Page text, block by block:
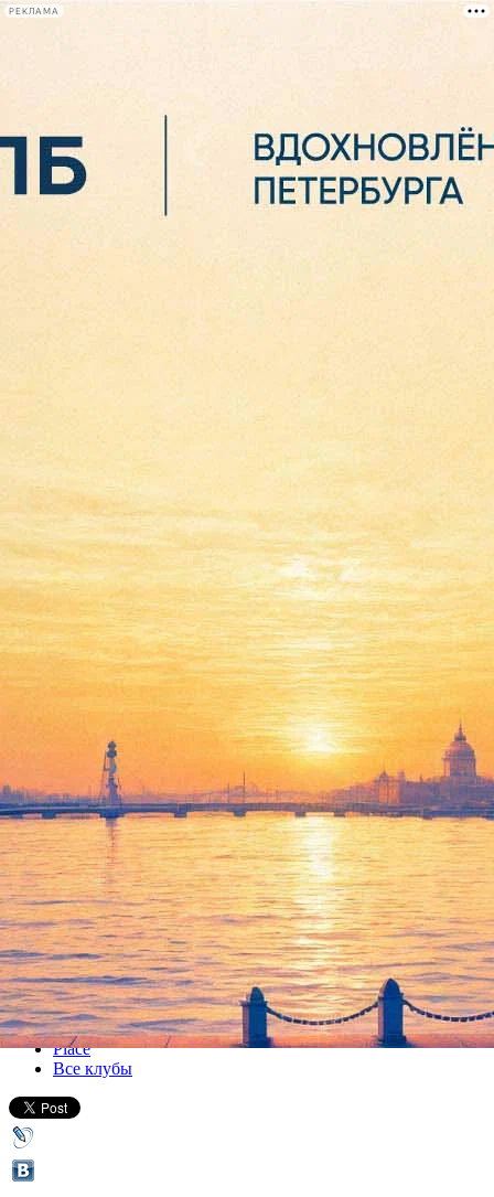
РЕКЛАМА
Сегодня:
Zorge
23 декабря 2011, пятница,20.00
Версия для печати
Все концерты
Place
Все клубы